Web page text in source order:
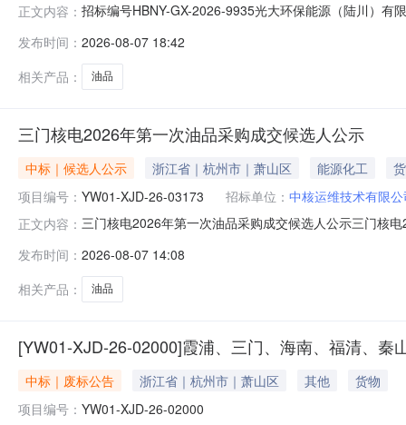
正文内容： 招标编号HBNY-GX-2026-9935光大环保能源（陆川）有
发布时间： 2026-08-07 18:42
相关产品：
油品
三门核电2026年第一次油品采购成交候选人公示
中标｜候选人公示 浙江省｜杭州市｜萧山区 能源化工
项目编号： YW01-XJD-26-03173 招标单位： 中核运维技术有限
正文内容： 三门核电2026年第一次油品采购成交候选人公示三门核
价(元)质量交货期资格能力条件1福州道和润滑油有限公
发布时间： 2026-08-07 14:08
相关产品：
油品
[YW01-XJD-26-02000]霞浦、三门、海南、福清、秦
中标｜废标公告 浙江省｜杭州市｜萧山区 其他
货物
项目编号： YW01-XJD-26-02000